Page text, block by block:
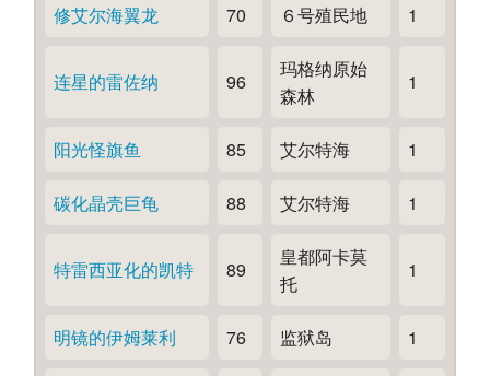
修艾尔海翼龙 70 ６号殖民地 1
连星的雷佐纳 96
玛格纳原始
森林
1
阳光怪旗鱼 85 艾尔特海 1
碳化晶壳巨龟 88 艾尔特海 1
特雷西亚化的凯特 89
皇都阿卡莫
托
1
明镜的伊姆莱利 76 监狱岛 1